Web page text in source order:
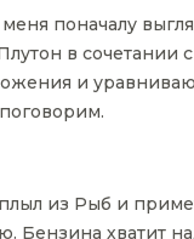
поначалу
в
и уравниваю
из Рыб и
Бензина хватит